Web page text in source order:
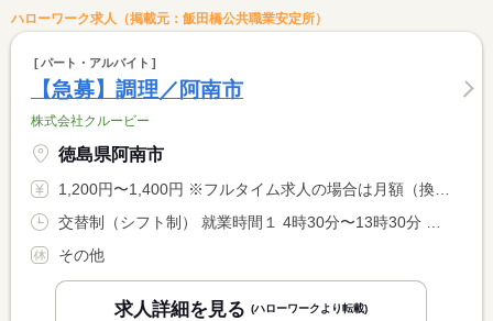
ハローワーク求人（掲載元：飯田橋公共職業安定所）
パート・アルバイト
【急募】調理／阿南市
株式会社クルービー
徳島県阿南市
1,200円〜1,400円 ※フルタイム求人の場合は月額（換算額）、パート求人の場合は時間額を表示しています。
その他
求人詳細を見る (ハローワークより転載)